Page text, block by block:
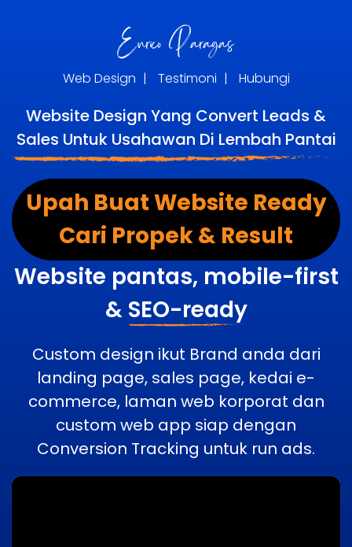
Web Design | Testimoni | Hubungi
Website Design Yang Convert Leads &
Sales Untuk Usahawan Di Lembah Pantai
Upah Buat Website Ready
Cari Propek & Result
Website pantas, mobile-first
& SEO-ready
Custom design ikut Brand anda dari
landing page, sales page, kedai e-
commerce, laman web korporat dan
custom web app siap dengan
Conversion Tracking untuk run ads.